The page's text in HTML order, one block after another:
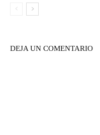
DEJA UN COMENTARIO